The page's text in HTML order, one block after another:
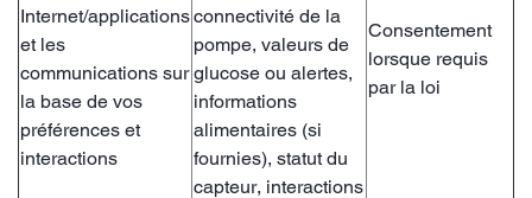
Internet/applications
et les
communications sur
la base de vos
préférences et
interactions
connectivité de la
pompe, valeurs de
glucose ou alertes,
informations
alimentaires (si
fournies), statut du
capteur, interactions
Consentement
lorsque requis
par la loi